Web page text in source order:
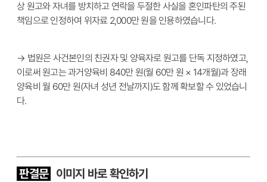
상 원고와 자녀를 방치하고 연락을 두절한 사실을 혼인파탄의 주된
책임으로 인정하여 위자료 2,000만 원을 인용하였습니다.
→ 법원은 사건본인의 친권자 및 양육자로 원고를 단독 지정하였고,
이로써 원고는 과거양육비 840만 원(월 60만 원 × 14개월)과 장래
양육비 월 60만 원(자녀 성년 전날까지)도 함께 확보할 수 있었습니
다.
판결문 이 미지 바로 확인하기